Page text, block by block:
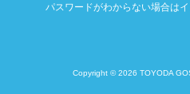
パスワードがわからない場合は
Copyright © 2026 TOYODA